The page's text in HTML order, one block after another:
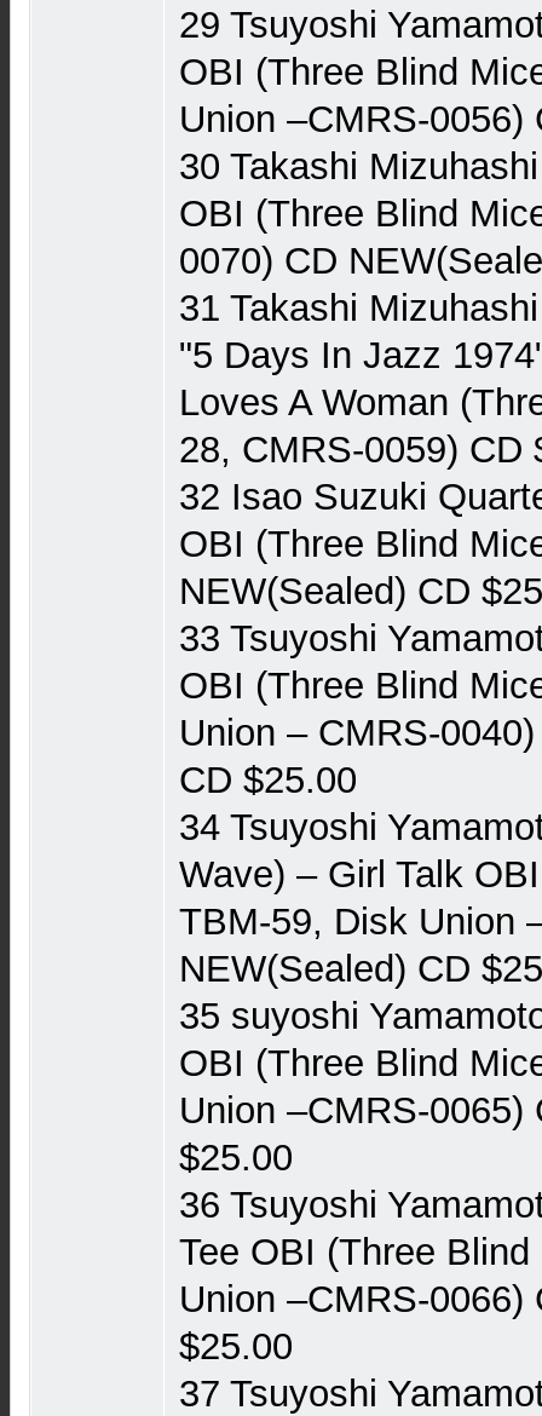
29 Tsuyoshi
OBI (Three Blind
Union ‎–CMRS-0056)
30 Takashi
OBI (Three Blind
0070) CD
31 Takashi
"5 Days In Jazz
Loves A Woman
28, CMRS-0059) CD
32 Isao Suzuki
OBI (Three Blind
NEW(Sealed) CD
33 Tsuyoshi
OBI (Three Blind
Union ‎– CMRS-
CD $25.00
34 Tsuyoshi
Wave) – Girl Talk
TBM-59, Disk Union
NEW(Sealed) CD
35 suyoshi
OBI (Three Blind
Union ‎–CMRS-0065)
$25.00
36 Tsuyoshi
Tee OBI (Three
Union ‎–CMRS-0066)
$25.00
37 Tsuyoshi